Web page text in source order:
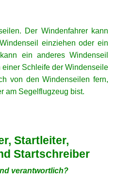
Der Windenfahrer kann
einziehen oder ein
ein anderes Windenseil
Schleife der Windenseile
von den Windenseilen fern,
am Segelflugzeug bist.
Startleiter,
Startschreiber
verantwortlich?